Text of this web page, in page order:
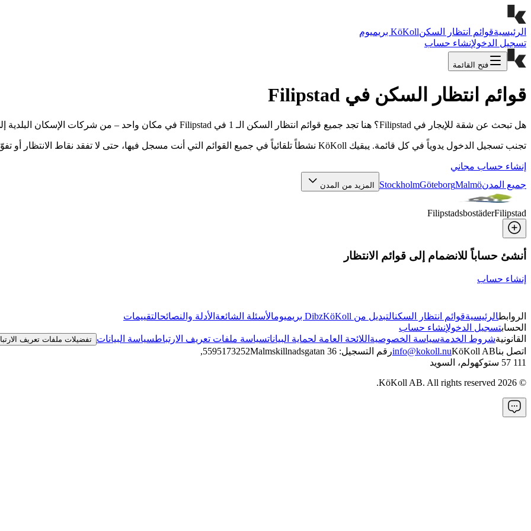
الرئيسيةقوائم انتظار السكنKöKoll بريميوم
تسجيل الدخولإنشاء حساب
فتح القائمة
قوائم انتظار السكن في Filipstad
هل تبحث عن شقة للإيجار في Filipstad؟ هنا تجد جميع قوائم انتظار السكن الـ 1 في Filipstad في مكان واحد – من شركات الإسكان البلدية إلى الملاك الخاصين.
تجنب تسجيل الدخول يدوياً في كل قائمة. يبقيك KöKoll نشطاً تلقائياً في جميع القوائم التي أنت مسجل فيها، حتى لا تفقد نقاط الانتظار أو تفوّت شقة في Filipstad.
إنشاء حساب مجاني
جميع المدن
StockholmGöteborgMalmö المزيد من المدن
FilipstadsbostäderFilipstad
أنشئ حساباً للانضمام إلى قوائم الانتظار
إنشاء حساب
الروابطالرئيسيةقوائم انتظار السكنالتبديل من Dibz KöKoll بريميوم الأسئلة الشائعة الأدلة والنصائحالتقييمات
الحسابتسجيل الدخولإنشاء حساب
القانونيةشروط الخدمةسياسة الخصوصية اللائحة العامة لحماية البياناتسياسة ملفات تعريف الارتباطسياسة البيانات تفضيلات ملفات تعريف
اتصل بنا info@kokoll.nuKöKoll AB رقم التسجيل: 5595173252 Malmskillnadsgatan 36
,
111 57 ستوكهولم، السويد
©
2026